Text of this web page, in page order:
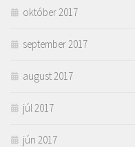
október 2017
september 2017
august 2017
júl 2017
jún 2017